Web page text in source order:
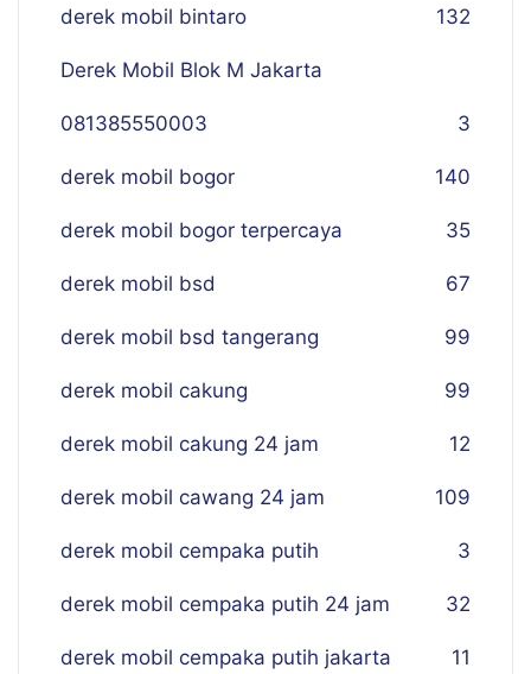
derek mobil bintaro 132
Derek Mobil Blok M Jakarta
081385550003 3
derek mobil bogor 140
derek mobil bogor terpercaya 35
derek mobil bsd 67
derek mobil bsd tangerang 99
derek mobil cakung 99
derek mobil cakung 24 jam 12
derek mobil cawang 24 jam 109
derek mobil cempaka putih 3
derek mobil cempaka putih 24 jam 32
derek mobil cempaka putih jakarta 11